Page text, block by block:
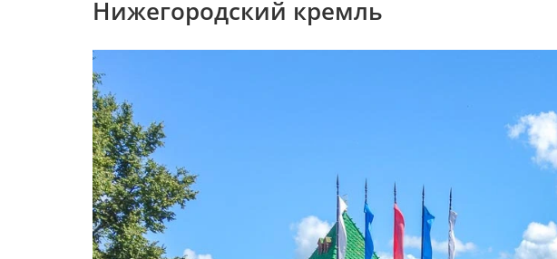
Нижегородский кремль